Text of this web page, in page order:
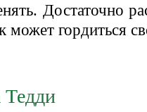
Достаточно
может гордиться